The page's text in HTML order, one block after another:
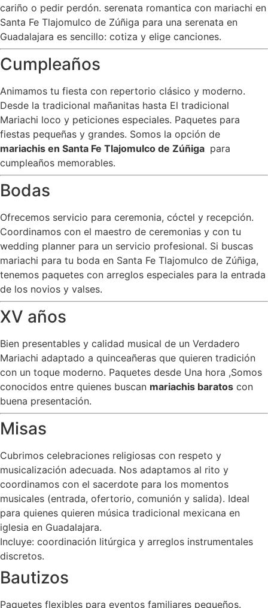
cariño o pedir perdón. serenata romantica con mariachi en
Santa Fe Tlajomulco de Zúñiga para una serenata en
Guadalajara es sencillo: cotiza y elige canciones.
Cumpleaños
Animamos tu fiesta con repertorio clásico y moderno.
Desde la tradicional mañanitas hasta El tradicional
Mariachi loco y peticiones especiales. Paquetes para
fiestas pequeñas y grandes. Somos la opción de
mariachis en Santa Fe Tlajomulco de Zúñiga para
cumpleaños memorables.
Bodas
Ofrecemos servicio para ceremonia, cóctel y recepción.
Coordinamos con el maestro de ceremonias y con tu
wedding planner para un servicio profesional. Si buscas
mariachi para tu boda en Santa Fe Tlajomulco de Zúñiga,
tenemos paquetes con arreglos especiales para la entrada
de los novios y valses.
XV años
Bien presentables y calidad musical de un Verdadero
Mariachi adaptado a quinceañeras que quieren tradición
con un toque moderno. Paquetes desde Una hora ,Somos
conocidos entre quienes buscan mariachis baratos con
buena presentación.
Misas
Cubrimos celebraciones religiosas con respeto y
musicalización adecuada. Nos adaptamos al rito y
coordinamos con el sacerdote para los momentos
musicales (entrada, ofertorio, comunión y salida). Ideal
para quienes quieren música tradicional mexicana en
iglesia en Guadalajara.
Incluye: coordinación litúrgica y arreglos instrumentales
discretos.
Bautizos
Paquetes flexibles para eventos familiares pequeños.